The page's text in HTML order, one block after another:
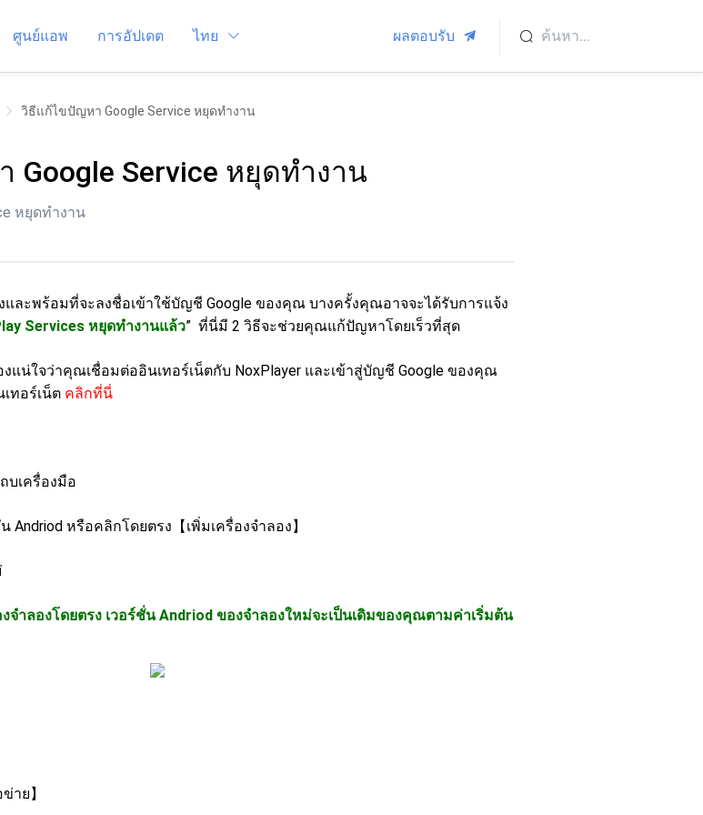
ศูนย์แอพ การอัปเดต ไทย ผลตอบรับ
วิธีแก้ไขปัญหา Google Service หยุดทำงาน
Google Service หยุดทำงาน
หยุดทำงาน
และพร้อมที่จะลงชื่อเข้าใช้บัญชี Google ของคุณ บางครั้งคุณอาจจะได้รับการแจ้ง
Services หยุดทำงานแล้ว” ที่นี่มี 2 ​​วิธีจะช่วยคุณแก้ปัญหาโดยเร็วที่สุด
น่ใจว่าคุณเชื่อมต่ออินเทอร์เน็ตกับ NoxPlayer และเข้าสู่บัญชี Google ของคุณ
ทอร์เน็ต คลิกที่นี่
บเครื่องมือ
Andriod หรือคลิกโดยตรง【เพิ่มเครื่องจำลอง】
จำลองโดยตรง เวอร์ชั่น Andriod ของจำลองใหม่จะเป็นเดิมของคุณตามค่าเริ่มต้น
าย】